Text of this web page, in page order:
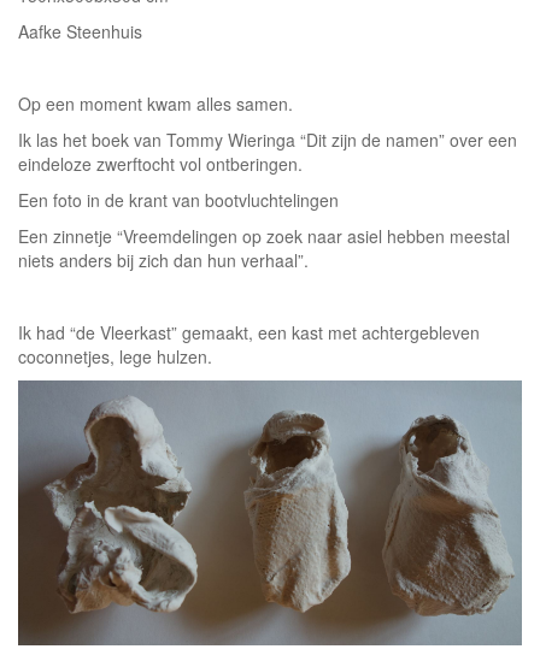
Aafke Steenhuis
Op een moment kwam alles samen.
Ik las het boek van Tommy Wieringa “Dit zijn de namen” over een
eindeloze zwerftocht vol ontberingen.
Een foto in de krant van bootvluchtelingen
Een zinnetje “Vreemdelingen op zoek naar asiel hebben meestal
niets anders bij zich dan hun verhaal”.
Ik had “de Vleerkast” gemaakt, een kast met achtergebleven
coconnetjes, lege hulzen.